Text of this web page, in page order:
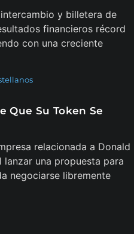
y billetera de
financieros récord
con una creciente
Que Su Token Se
relacionada a Donald
una propuesta para
negociarse libremente